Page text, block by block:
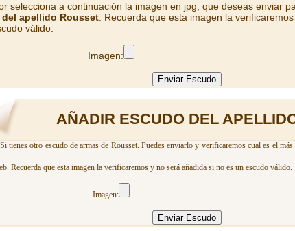
selecciona a continuación la imagen en jpg, que deseas enviar
apellido Rousset. Recuerda que esta imagen la
válido.
Imagen:
AÑADIR ESCUDO DEL
Si tienes otro escudo de armas de Rousset. Puedes enviarlo y verificaremos cual es el
Recuerda que esta imagen la verificaremos y no será añadida si no es un escudo válido.
Imagen: